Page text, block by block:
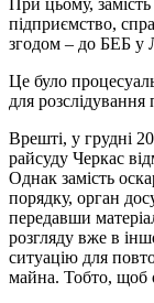
підприємство,
згодом – до БЕБ у
Це було
для
Врешті, у грудні
райсуду Черкас
Однак замість
порядку, орган
передавши
розгляду вже в
ситуацію для
майна. Тобто, щоб